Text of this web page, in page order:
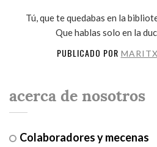
Tú, que te quedabas en la
Que hablas solo en la
PUBLICADO POR
acerca de nosotros
Colaboradores y mecenas